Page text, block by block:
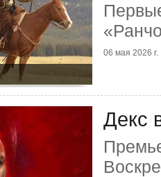
06 мая 2026 г.
Декс